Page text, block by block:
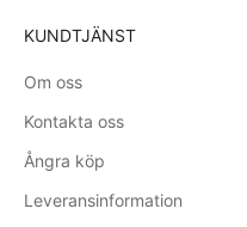
KUNDTJÄNST
Om oss
Kontakta oss
Ångra köp
Leveransinformation